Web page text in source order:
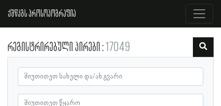
ქშწკგს პროსოპოგრაფია
რეგისტრირებული პირები 17049